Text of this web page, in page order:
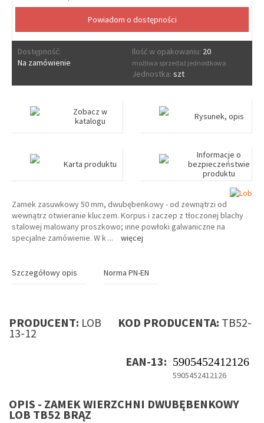
Dostępność:
Na zamówienie
Ilość w opakowaniu: 20
możliwa sprzedaż jednostkowa
Jednostka: szt
Zobacz w
katalogu
Rysunek, opis
Karta produktu
Informacje o
bezpieczeństwie
produktu
Zamek zasuwkowy 50 mm, dwubębenkowy - od zewnątrzi od
wewnątrz otwieranie kluczem. Korpus i zaczep z tłoczonej blachy
stalowej malowany proszkowo; inne powłoki galwaniczne na
specjalne zamówienie. W k ... więcej
Szczegółowy opis Norma PN-EN
PRODUCENT: LOB KOD PRODUCENTA: TB52-
13-12
EAN-13: 5905452412126
5905452412126
OPIS - ZAMEK WIERZCHNI DWUBĘBENKOWY
LOB TB52 BRĄZ